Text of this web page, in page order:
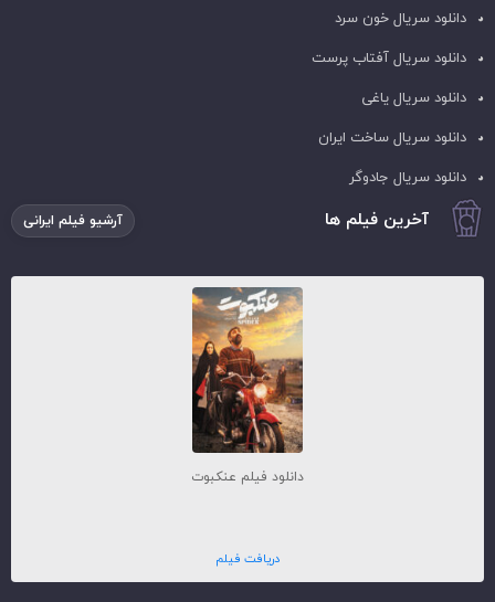
دانلود سریال خون سرد
دانلود سریال آفتاب پرست
دانلود سریال یاغی
دانلود سریال ساخت ایران
دانلود سریال جادوگر
آخرین فیلم ها آرشیو فیلم ایرانی
دانلود فیلم عنکبوت
دریافت فیلم